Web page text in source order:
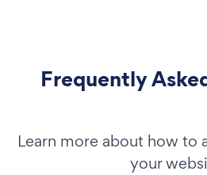
Frequently
Learn more about how to
your